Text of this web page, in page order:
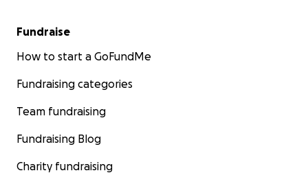
Fundraise
How to start a GoFundMe
Fundraising categories
Team fundraising
Fundraising Blog
Charity fundraising